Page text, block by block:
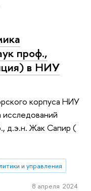
проф.,
в НИУ
корпуса НИУ
д.э.н. Жак Сапир (
и управления
8 апреля 2024